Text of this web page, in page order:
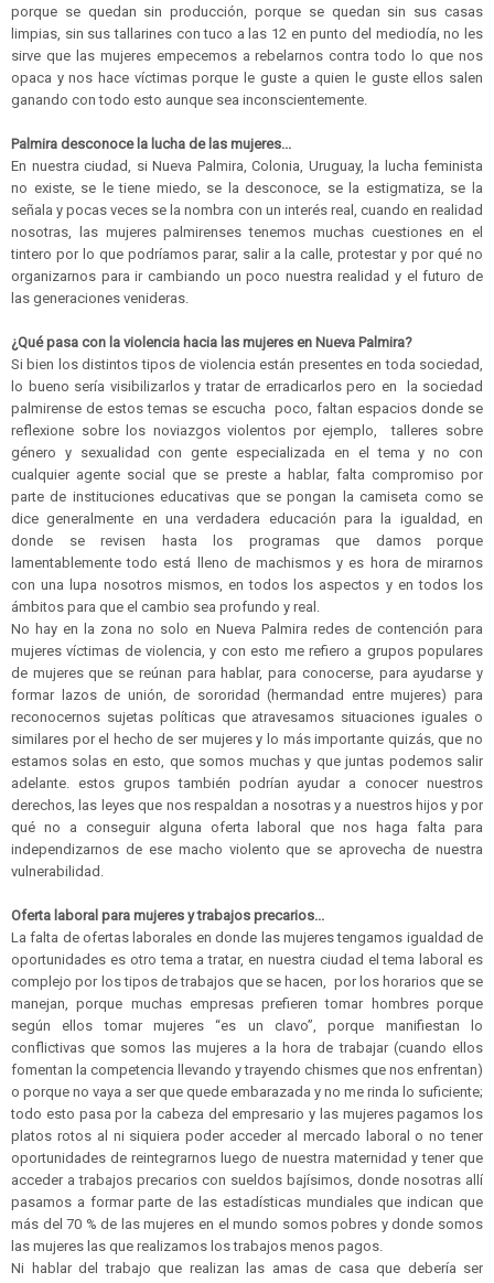
porque se quedan sin producción, porque se quedan sin sus casas
limpias, sin sus tallarines con tuco a las 12 en punto del mediodía, no les
sirve que las mujeres empecemos a rebelarnos contra todo lo que nos
opaca y nos hace víctimas porque le guste a quien le guste ellos salen
ganando con todo esto aunque sea inconscientemente.
Palmira desconoce la lucha de las mujeres...
En nuestra ciudad, si Nueva Palmira, Colonia, Uruguay, la lucha feminista
no existe, se le tiene miedo, se la desconoce, se la estigmatiza, se la
señala y pocas veces se la nombra con un interés real, cuando en realidad
nosotras, las mujeres palmirenses tenemos muchas cuestiones en el
tintero por lo que podríamos parar, salir a la calle, protestar y por qué no
organizarnos para ir cambiando un poco nuestra realidad y el futuro de
las generaciones venideras.
¿Qué pasa con la violencia hacia las mujeres en Nueva Palmira?
Si bien los distintos tipos de violencia están presentes en toda sociedad,
lo bueno sería visibilizarlos y tratar de erradicarlos pero en la sociedad
palmirense de estos temas se escucha poco, faltan espacios donde se
reflexione sobre los noviazgos violentos por ejemplo, talleres sobre
género y sexualidad con gente especializada en el tema y no con
cualquier agente social que se preste a hablar, falta compromiso por
parte de instituciones educativas que se pongan la camiseta como se
dice generalmente en una verdadera educación para la igualdad, en
donde se revisen hasta los programas que damos porque
lamentablemente todo está lleno de machismos y es hora de mirarnos
con una lupa nosotros mismos, en todos los aspectos y en todos los
ámbitos para que el cambio sea profundo y real.
No hay en la zona no solo en Nueva Palmira redes de contención para
mujeres víctimas de violencia, y con esto me refiero a grupos populares
de mujeres que se reúnan para hablar, para conocerse, para ayudarse y
formar lazos de unión, de sororidad (hermandad entre mujeres) para
reconocernos sujetas políticas que atravesamos situaciones iguales o
similares por el hecho de ser mujeres y lo más importante quizás, que no
estamos solas en esto, que somos muchas y que juntas podemos salir
adelante. estos grupos también podrían ayudar a conocer nuestros
derechos, las leyes que nos respaldan a nosotras y a nuestros hijos y por
qué no a conseguir alguna oferta laboral que nos haga falta para
independizarnos de ese macho violento que se aprovecha de nuestra
vulnerabilidad.
Oferta laboral para mujeres y trabajos precarios...
La falta de ofertas laborales en donde las mujeres tengamos igualdad de
oportunidades es otro tema a tratar, en nuestra ciudad el tema laboral es
complejo por los tipos de trabajos que se hacen, por los horarios que se
manejan, porque muchas empresas prefieren tomar hombres porque
según ellos tomar mujeres “es un clavo”, porque manifiestan lo
conflictivas que somos las mujeres a la hora de trabajar (cuando ellos
fomentan la competencia llevando y trayendo chismes que nos enfrentan)
o porque no vaya a ser que quede embarazada y no me rinda lo suficiente;
todo esto pasa por la cabeza del empresario y las mujeres pagamos los
platos rotos al ni siquiera poder acceder al mercado laboral o no tener
oportunidades de reintegrarnos luego de nuestra maternidad y tener que
acceder a trabajos precarios con sueldos bajísimos, donde nosotras allí
pasamos a formar parte de las estadísticas mundiales que indican que
más del 70 % de las mujeres en el mundo somos pobres y donde somos
las mujeres las que realizamos los trabajos menos pagos.
Ni hablar del trabajo que realizan las amas de casa que debería ser